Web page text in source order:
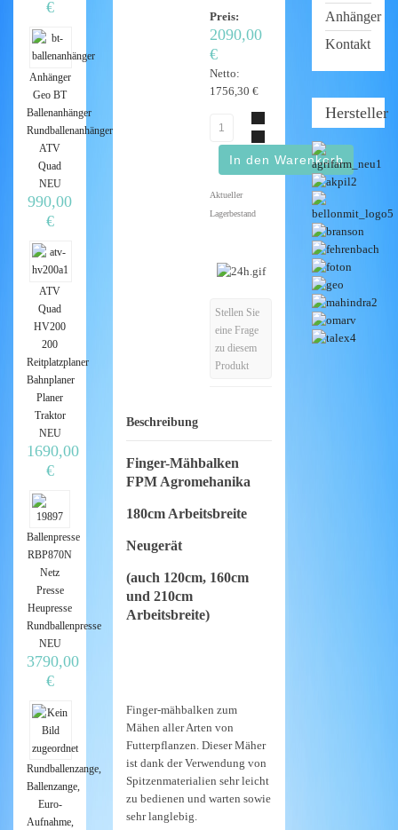
Preis:
2090,00
€
Netto:
1756,30 €
Aktueller
Lagerbestand
Stellen Sie
eine Frage
zu diesem
Produkt
Beschreibung
Finger-Mähbalken
FPM Agromehanika
180cm Arbeitsbreite
Neugerät
(auch 120cm, 160cm
und 210cm
Arbeitsbreite)
Finger-mähbalken zum
Mähen aller Arten von
Futterpflanzen. Dieser Mäher
ist dank der Verwendung von
Spitzenmaterialien sehr leicht
zu bedienen und warten sowie
sehr langlebig.
€
Anhänger
Geo BT
Ballenanhänger
Rundballenanhänger
ATV
Quad
NEU
990,00
€
ATV
Quad
HV200
200
Reitplatzplaner
Bahnplaner
Planer
Traktor
NEU
1690,00
€
Ballenpresse
RBP870N
Netz
Presse
Heupresse
Rundballenpresse
NEU
3790,00
€
Rundballenzange,
Ballenzange,
Euro-
Aufnahme,
Anhänger
Kontakt
Hersteller